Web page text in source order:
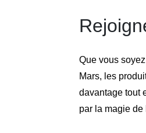
Que vous
Mars, les
davantage tout
par la magie de